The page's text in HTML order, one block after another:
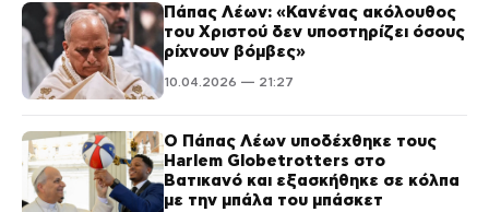
Πάπας Λέων: «Κανένας ακόλουθος
του Χριστού δεν υποστηρίζει όσους
ρίχνουν βόμβες»
10.04.2026 — 21:27
Ο Πάπας Λέων υποδέχθηκε τους
Harlem Globetrotters στο
Βατικανό και εξασκήθηκε σε κόλπα
με την μπάλα του μπάσκετ